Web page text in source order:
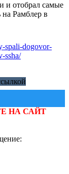
и отобрал самые
Рамблер в
spali-dogovor-
ssha/
НА САЙТ